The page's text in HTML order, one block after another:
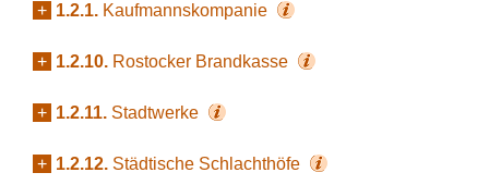
+ 1.2.1. Kaufmannskompanie
+ 1.2.10. Rostocker Brandkasse
+ 1.2.11. Stadtwerke
+ 1.2.12. Städtische Schlachthöfe